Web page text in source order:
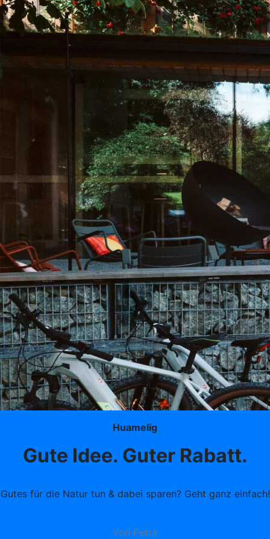
Huamelig
Gute Idee. Guter Rabatt.
Gutes für die Natur tun & dabei sparen? Geht ganz einfach!
Von Petra